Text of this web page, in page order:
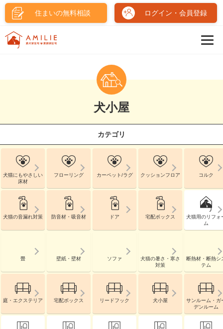
住まいの無料相談 ログイン・会員登録
犬小屋
カテゴリ
犬猫にもやさしい
床材
フローリング カーペット/ラグ クッションフロア コルク
犬猫の音漏れ対策 防音材・吸音材 ドア 宅配ボックス
犬猫用のリフォ
ム
畳 壁紙・壁材 ソファ
犬猫の暑さ・寒さ
対策
断熱材・断熱シ
テム
庭・エクステリア 宅配ボックス リードフック 犬小屋
サンルーム・ガ
デンルーム